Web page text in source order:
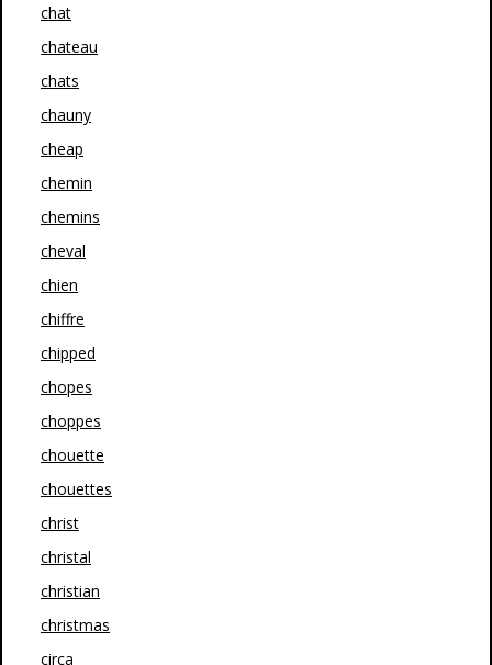
chat
chateau
chats
chauny
cheap
chemin
chemins
cheval
chien
chiffre
chipped
chopes
choppes
chouette
chouettes
christ
christal
christian
christmas
circa